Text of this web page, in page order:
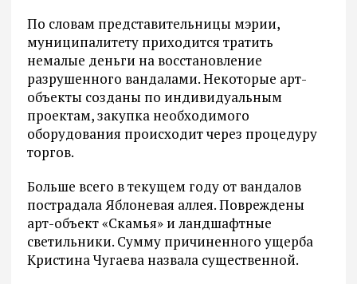
По словам представительницы мэрии,
муниципалитету приходится тратить
немалые деньги на восстановление
разрушенного вандалами. Некоторые арт-
объекты созданы по индивидуальным
проектам, закупка необходимого
оборудования происходит через процедуру
торгов.
Больше всего в текущем году от вандалов
пострадала Яблоневая аллея. Повреждены
арт-объект «Скамья» и ландшафтные
светильники. Сумму причиненного ущерба
Кристина Чугаева назвала существенной.